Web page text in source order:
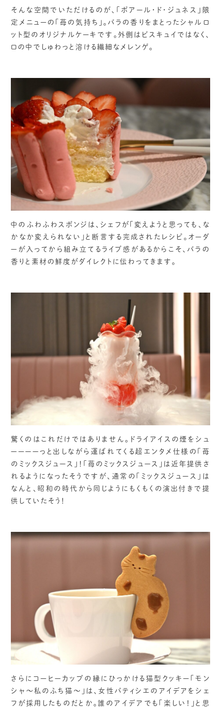
そんな空間でいただけるのが、「ポアール・ド・ジュネス」限
定メニューの「苺の気持ち」。バラの香りをまとったシャルロ
ット型のオリジナルケーキです。外側はビスキュイではなく、
口の中でしゅわっと溶ける繊細なメレンゲ。
中のふわふわスポンジは、シェフが「変えようと思っても、な
かなか変えられない」と断言する完成されたレシピ。オーダ
ーが入ってから組み立てるライブ感があるからこそ、バラの
香りと素材の鮮度がダイレクトに伝わってきます。
驚くのはこれだけではありません。ドライアイスの煙をシュ
ーーーーっと出しながら運ばれてくる超エンタメ仕様の「苺
のミックスジュース」！「苺のミックスジュース」は近年提供さ
れるようになったそうですが、通常の「ミックスジュース」は
なんと、昭和の時代から同じようにもくもくの演出付きで提
供していたそう！
さらにコーヒーカップの縁にひっかける猫型クッキー「モン
シャ〜私のふち猫〜」は、女性パティシエのアイデアをシェ
フが採用したものだとか。誰のアイデアでも「楽しい！」と思